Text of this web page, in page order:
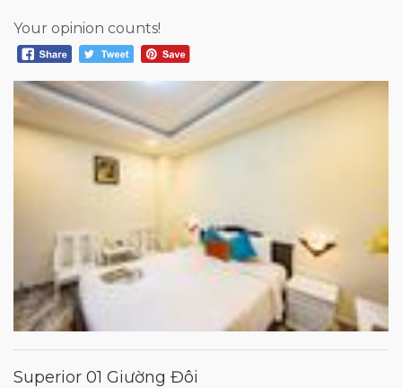
Your opinion counts!
Superior 01 Giường Đôi